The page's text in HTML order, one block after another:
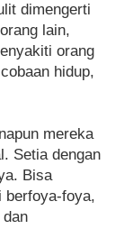
dimengerti
lain,
orang
hidup,
mereka
Setia dengan
Bisa
berfoya-foya,